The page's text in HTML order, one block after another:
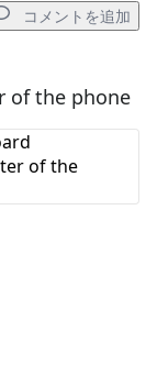
コメントを追加
of the phone